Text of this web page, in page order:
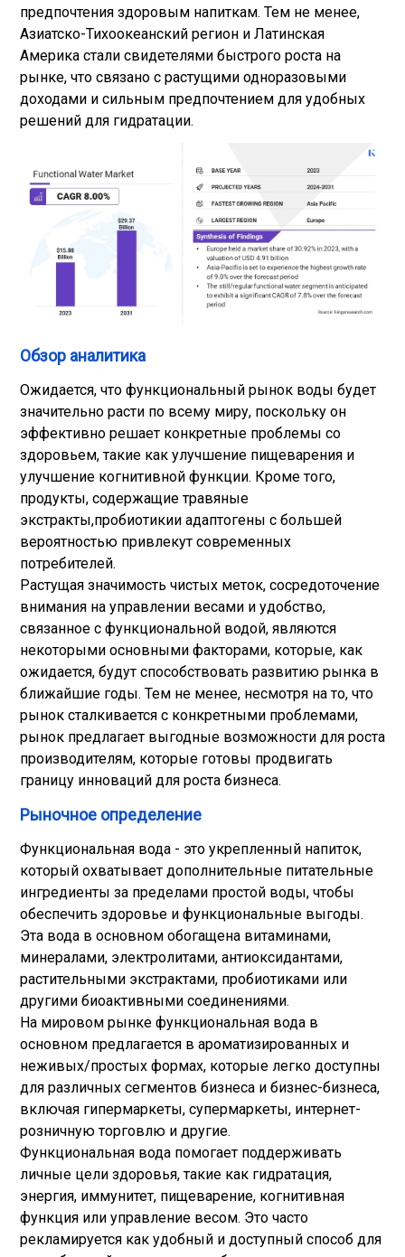
предпочтения здоровым напиткам. Тем не менее,
Азиатско-Тихоокеанский регион и Латинская
Америка стали свидетелями быстрого роста на
рынке, что связано с растущими одноразовыми
доходами и сильным предпочтением для удобных
решений для гидратации.
Обзор аналитика
Ожидается, что функциональный рынок воды будет
значительно расти по всему миру, поскольку он
эффективно решает конкретные проблемы со
здоровьем, такие как улучшение пищеварения и
улучшение когнитивной функции. Кроме того,
продукты, содержащие травяные
экстракты,пробиотикии адаптогены с большей
вероятностью привлекут современных
потребителей.
Растущая значимость чистых меток, сосредоточение
внимания на управлении весами и удобство,
связанное с функциональной водой, являются
некоторыми основными факторами, которые, как
ожидается, будут способствовать развитию рынка в
ближайшие годы. Тем не менее, несмотря на то, что
рынок сталкивается с конкретными проблемами,
рынок предлагает выгодные возможности для роста
производителям, которые готовы продвигать
границу инноваций для роста бизнеса.
Рыночное определение
Функциональная вода - это укрепленный напиток,
который охватывает дополнительные питательные
ингредиенты за пределами простой воды, чтобы
обеспечить здоровье и функциональные выгоды.
Эта вода в основном обогащена витаминами,
минералами, электролитами, антиоксидантами,
растительными экстрактами, пробиотиками или
другими биоактивными соединениями.
На мировом рынке функциональная вода в
основном предлагается в ароматизированных и
неживых/простых формах, которые легко доступны
для различных сегментов бизнеса и бизнес-бизнеса,
включая гипермаркеты, супермаркеты, интернет-
розничную торговлю и другие.
Функциональная вода помогает поддерживать
личные цели здоровья, такие как гидратация,
энергия, иммунитет, пищеварение, когнитивная
функция или управление весом. Это часто
рекламируется как удобный и доступный способ для